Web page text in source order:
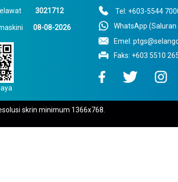
3021712
08-08-2026
Tel: +603-5544
WhatsApp
Emel:
Faks: +603 5510
skrin minimum 1366x768.